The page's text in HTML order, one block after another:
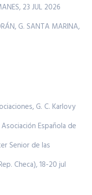
23 JUL 2026
G. SANTA MARINA,
G. C. Karlovy
Española de
Senior de las
Checa), 18-20 jul